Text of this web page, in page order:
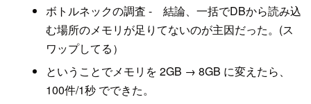
ボトルネックの調査 - 結論、一括でDBから読み込
む場所のメモリが足りてないのが主因だった。(ス
ワップしてる）
ということでメモリを 2GB → 8GB に変えたら、
100件/1秒 でできた。